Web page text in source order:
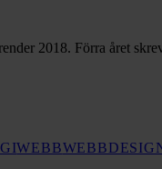
2018. Förra året
WEBB